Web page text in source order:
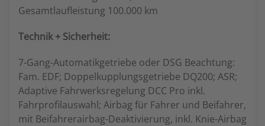
Gesamtlaufleistung 100.000 km
Technik + Sicherheit:
7-Gang-Automatikgetriebe oder DSG Beachtung:
Fam. EDF; Doppelkupplungsgetriebe DQ200; ASR;
Adaptive Fahrwerksregelung DCC Pro inkl.
Fahrprofilauswahl; Airbag für Fahrer und Beifahrer,
mit Beifahrerairbag-Deaktivierung, inkl. Knie-Airbag